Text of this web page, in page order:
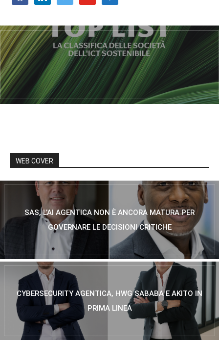
WEB COVER
SAS, L’AI AGENTICA NON È ANCORA MATURA PER
GOVERNARE LE DECISIONI CRITICHE
CYBERSECURITY AGENTICA, HWG SABABA E AKITO IN
PRIMA LINEA